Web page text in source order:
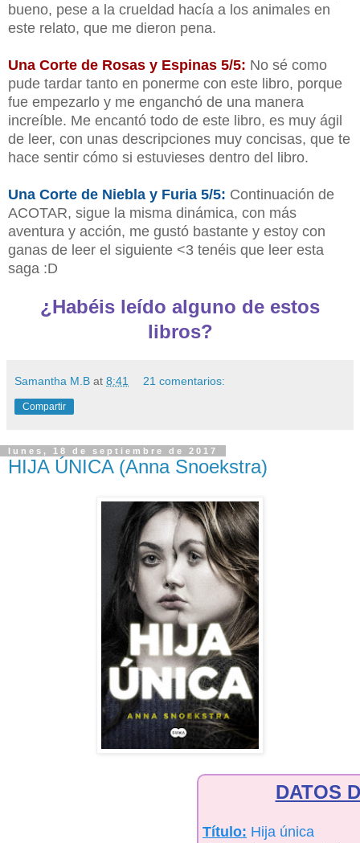
bueno, pese a la crueldad hacía a los animales en
este relato, que me dieron pena.
Una Corte de Rosas y Espinas 5/5: No sé como
pude tardar tanto en ponerme con este libro, porque
fue empezarlo y me enganchó de una manera
increíble. Me encantó todo de este libro, es muy ágil
de leer, con unas descripciones muy concisas, que te
hace sentir cómo si estuvieses dentro del libro.
Una Corte de Niebla y Furia 5/5: Continuación de
ACOTAR, sigue la misma dinámica, con más
aventura y acción, me gustó bastante y estoy con
ganas de leer el siguiente <3 tenéis que leer esta
saga :D
¿Habéis leído alguno de estos
libros?
Samantha M.B at 8:41 21 comentarios:
Compartir
lunes, 18 de septiembre de 2017
HIJA ÚNICA (Anna Snoekstra)
DATOS
Título: Hija única